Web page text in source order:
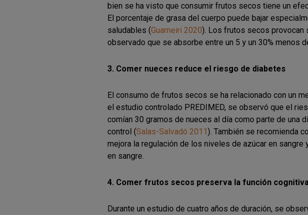
bien se ha visto que consumir frutos secos tiene un
El porcentaje de grasa del cuerpo puede bajar
saludables (Guarneiri 2020). Los frutos secos provocan
observado que se absorbe entre un 5 y un 30% menos
3. Comer nueces reduce el riesgo de diabetes
El consumo de frutos secos se ha relacionado con un
el estudio controlado PREDIMED, se observó que el
comían 30 gramos de nueces al día como parte de una
control (Salas-Salvadó 2011). También se recomienda
mejora la regulación de los niveles de azúcar en
en sangre.
4. Comer frutos secos preserva la función cognitiva
Durante un estudio de cuatro años de duración, se